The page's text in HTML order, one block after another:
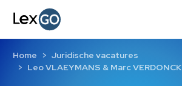
Home
Juridische vacatures
Leo VLAEYMANS & Marc VERDONCK